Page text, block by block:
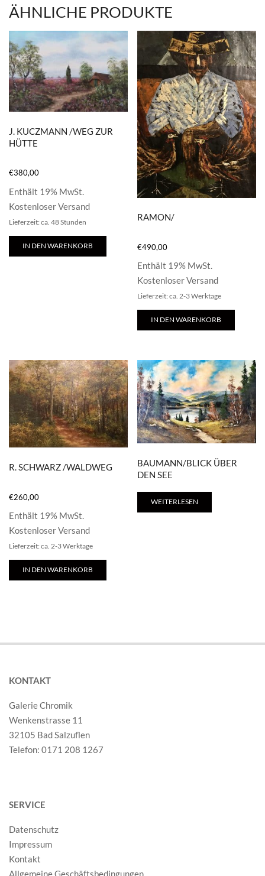
ÄHNLICHE PRODUKTE
J. KUCZMANN /WEG ZUR
HÜTTE
€380,00
Enthält 19% MwSt.
Kostenloser Versand
Lieferzeit: ca. 48 Stunden
IN DEN WARENKORB
RAMON/
€490,00
Enthält 19% MwSt.
Kostenloser Versand
Lieferzeit: ca. 2-3 Werktage
IN DEN WARENKORB
R. SCHWARZ /WALDWEG
€260,00
Enthält 19% MwSt.
Kostenloser Versand
Lieferzeit: ca. 2-3 Werktage
IN DEN WARENKORB
BAUMANN/BLICK ÜBER
DEN SEE
WEITERLESEN
KONTAKT
Galerie Chromik
Wenkenstrasse 11
32105 Bad Salzuflen
Telefon: 0171 208 1267
SERVICE
Datenschutz
Impressum
Kontakt
Allgemeine Geschäftsbedingungen